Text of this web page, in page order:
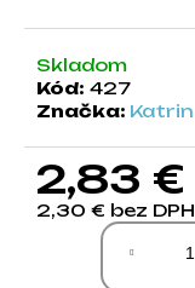
Skladom
Kód: 427
Značka: Katrin
2,83 €
2,30 € bez DPH
Jednotková
O
d
p
o